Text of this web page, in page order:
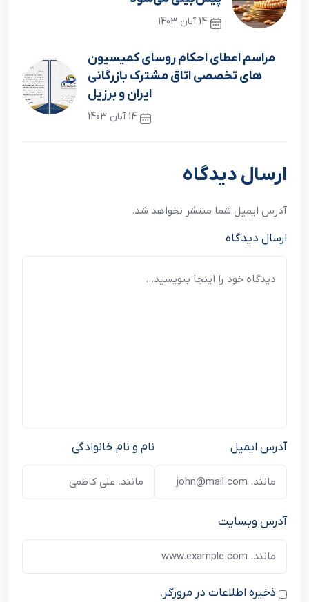
14 آبان 1403
مراسم اعطای احکام روسای کمیسیون
های تخصصی اتاق مشترک بازرگانی
ایران و برزیل
14 آبان 1403
نوشته بعدی
ارسال دیدگاه
آدرس ایمیل شما منتشر نخواهد شد.
ارسال دیدگاه
نام و نام خانوادگی آدرس ایمیل
آدرس وبسایت
ذخیره اطلاعات در مرورگر.